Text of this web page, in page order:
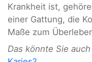
Krankheit ist,
einer Gattung, die
Maße zum
Das könnte Sie